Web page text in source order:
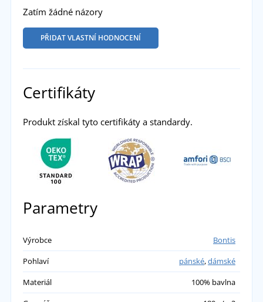
Zatím žádné názory
PŘIDAT VLASTNÍ HODNOCENÍ
Certifikáty
Produkt získal tyto certifikáty a standardy.
Parametry
Výrobce
Bontis
Pohlaví
pánské,dámské
Materiál
100% bavlna